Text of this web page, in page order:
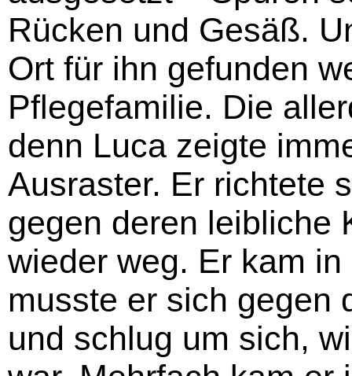
Rücken und Gesäß.
Ort für ihn gefunden
Pflegefamilie. Die
denn Luca zeigte
Ausraster. Er richtete
gegen deren leibliche
wieder weg. Er kam
musste er sich gegen
und schlug um sich,